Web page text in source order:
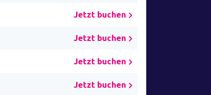
Jetzt buchen
Jetzt buchen
Jetzt buchen
Jetzt buchen